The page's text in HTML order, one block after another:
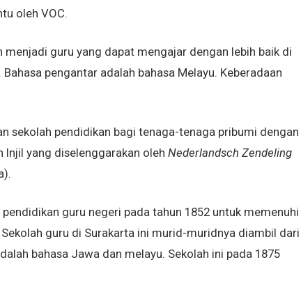
oleh VOC.
guru yang dapat mengajar dengan lebih baik di
pengantar adalah bahasa Melayu. Keberadaan
sekolah pendidikan bagi tenaga-tenaga pribumi dengan
Injil yang diselenggarakan oleh Nederlandsch Zendeling
guru negeri pada tahun 1852 untuk memenuhi
guru di Surakarta ini murid-muridnya diambil dari
bahasa Jawa dan melayu. Sekolah ini pada 1875